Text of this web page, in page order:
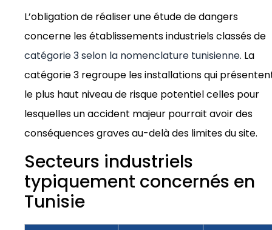
L’obligation de réaliser une étude de dangers
concerne les établissements industriels classés de
catégorie 3 selon la nomenclature tunisienne. La
catégorie 3 regroupe les installations qui
le plus haut niveau de risque potentiel celles pour
lesquelles un accident majeur pourrait avoir des
conséquences graves au-delà des limites du site.
Secteurs industriels
typiquement concernés en
Tunisie